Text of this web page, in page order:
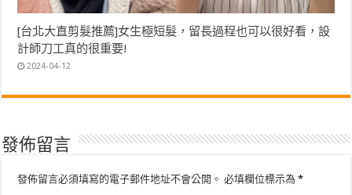
[台北大直剪髮推薦]女生極短髮，留長過程也可以很好看，設
計師刀工真的很重要!
2024-04-12
發佈留言
發佈留言必須填寫的電子郵件地址不會公開。 必填欄位標示為*